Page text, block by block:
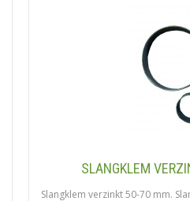
SLANGKLEM
Slangklem verzinkt 50-70 mm.